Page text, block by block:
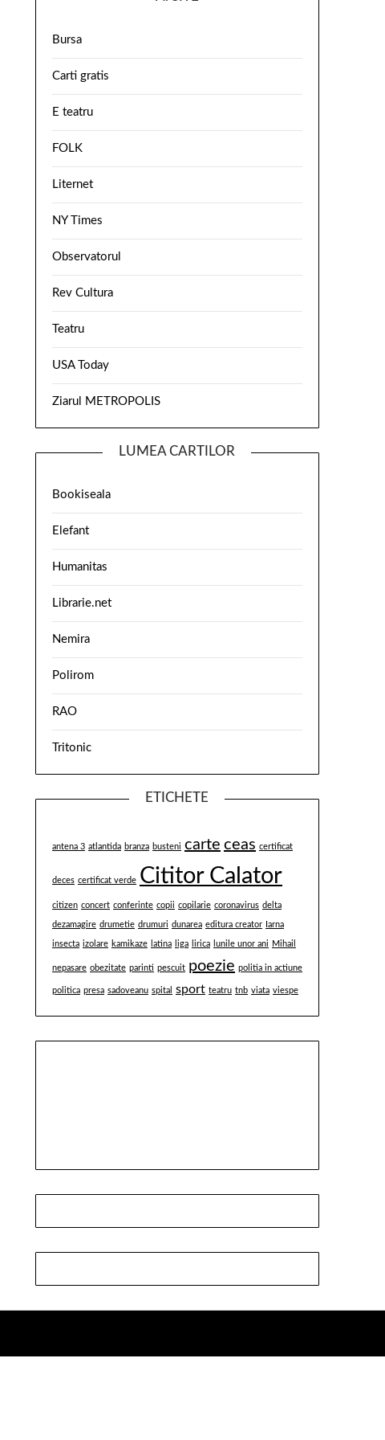
Bursa
Carti gratis
E teatru
FOLK
Liternet
NY Times
Observatorul
Rev Cultura
Teatru
USA Today
Ziarul METROPOLIS
LUMEA CARTILOR
Bookiseala
Elefant
Humanitas
Librarie.net
Nemira
Polirom
RAO
Tritonic
ETICHETE
antena 3 atlantida branza busteni carte ceas certificat
deces certificat verde Cititor Calator
citizen concert conferinte copii copilarie coronavirus delta
dezamagire drumetie drumuri dunarea editura creator Iarna
insecta izolare kamikaze latina liga lirica lunile unor ani Mihail
nepasare obezitate parinti pescuit poezie politia in actiune
politica presa sadoveanu spital sport teatru tnb viata viespe